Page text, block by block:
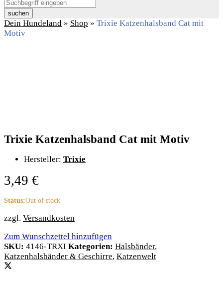
suchen
Dein Hundeland » Shop » Trixie Katzenhalsband Cat mit
Motiv
Trixie Katzenhalsband Cat mit Motiv
Hersteller: Trixie
3,49 €
Status:Out of stock
zzgl. Versandkosten
Zum Wunschzettel hinzufügen
SKU: 4146-TRXI Kategorien: Halsbänder,
Katzenhalsbänder & Geschirre, Katzenwelt